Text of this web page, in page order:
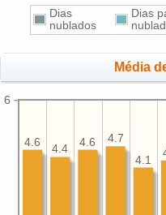
Dias
nublados
Dias
Média
6
4.1
4.7
4.6
4.4
4.6